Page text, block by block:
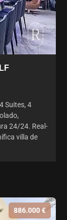
Suites, 4
24/24. Real-
villa de
886.000 €